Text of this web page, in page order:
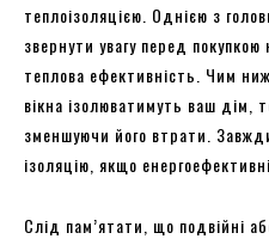
теплоізоляцією. Однією з
звернути увагу перед покупкою
теплова ефективність. Чим
вікна ізолюватимуть ваш дім,
зменшуючи його втрати.
ізоляцію, якщо
Слід пам’ятати, що подвійні